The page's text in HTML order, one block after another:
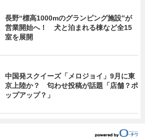
長野“標高1000mのグランピング施設”が
営業開始へ！ 犬と泊まれる棟など全15
室を展開
中国発スクイーズ「メロジョイ」9月に東
京上陸か？ 匂わせ投稿が話題「店舗？ポ
ップアップ？」